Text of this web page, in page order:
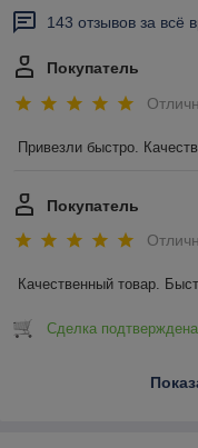
143 отзывов за всё
Покупатель
Привезли быстро.
Покупатель
Качественный товар.
Сделка